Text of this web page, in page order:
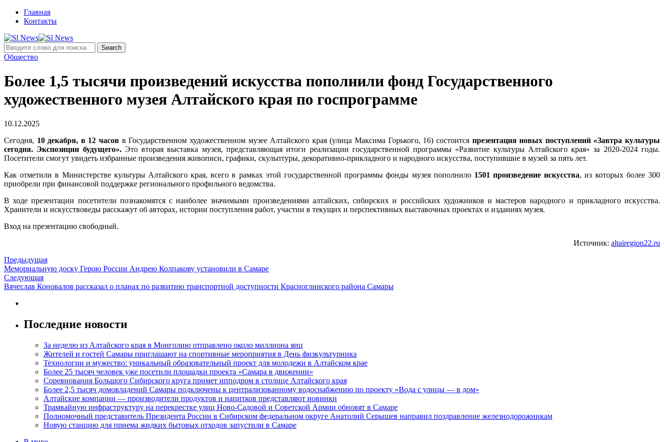
Главная
Контакты
Общество
Более 1,5 тысячи произведений искусства пополнили фонд Государственного
художественного музея Алтайского края по госпрограмме
10.12.2025
Сегодня, 10 декабря, в 12 часов в Государственном художественном музее Алтайского края (улица Максима Горького, 16) состоится презентация новых поступлений «Завтра культуры
сегодня. Экспозиции будущего».Это вторая выставка музея, представляющая итоги реализации государственной программы «Развитие культуры Алтайского края» за 2020-2024 годы.
Посетители смогут увидеть избранные произведения живописи, графики, скульптуры, декоративно-прикладного и народного искусства, поступившие в музей за пять лет.
Как отметили в Министерстве культуры Алтайского края, всего в рамках этой государственной программы фонды музея пополнило 1501 произведение искусства, из которых более 300
приобрели при финансовой поддержке регионального профильного ведомства.
В ходе презентации посетители познакомятся с наиболее значимыми произведениями алтайских, сибирских и российских художников и мастеров народного и прикладного искусства.
Хранители и искусствоведы расскажут об авторах, истории поступления работ, участии в текущих и перспективных выставочных проектах и изданиях музея.
Вход на презентацию свободный.
Источник: altairegion22.ru
Предыдущая
Мемориальную доску Герою России Андрею Колпакову установили в Самаре
Следующая
Вячеслав Коновалов рассказал о планах по развитию транспортной доступности Красноглинского района Самары
Последние новости
За неделю из Алтайского края в Монголию отправлено около миллиона яиц
Жителей и гостей Самары приглашают на спортивные мероприятия в День физкультурника
Технологии и мужество: уникальный образовательный проект для молодежи в Алтайском крае
Более 25 тысяч человек уже посетили площадки проекта «Самара в движении»
Соревнования Большого Сибирского круга примет ипподром в столице Алтайского края
Более 2,5 тысяч домовладений Самары подключены к централизованному водоснабжению по проекту «Вода с улицы — в дом»
Алтайские компании — производители продуктов и напитков представляют новинки
Трамвайную инфраструктуру на перекрестке улиц Ново-Садовой и Советской Армии обновят в Самаре
Полномочный представитель Президента России в Сибирском федеральном округе Анатолий Серышев направил поздравление железнодорожникам
Новую станцию для приема жидких бытовых отходов запустили в Самаре